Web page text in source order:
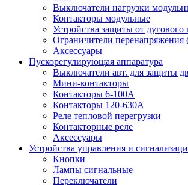
Выключатели нагрузки
Контакторы модульные
Устройства защиты от дугового
Ограничители
Аксессуары
Пускорегулирующая аппаратура
Выключатели авт. для защиты
Мини-контакторы
Контакторы 6-100А
Контакторы 120-630A
Реле тепловой перегрузки
Контакторные реле
Аксессуары
Устройства управления и
Кнопки
Лампы сигнальные
Переключатели